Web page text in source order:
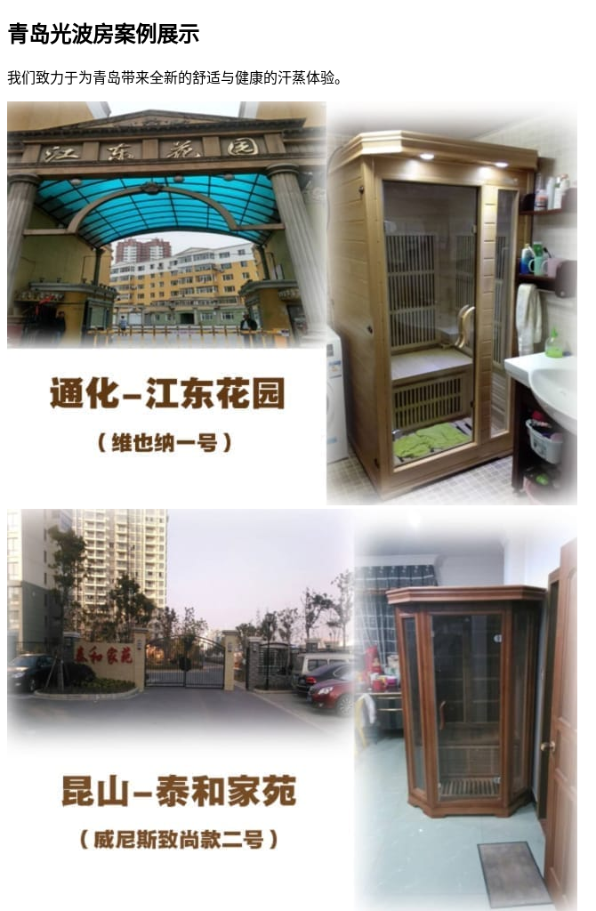
青岛光波房案例展示
我们致力于为青岛带来全新的舒适与健康的汗蒸体验。